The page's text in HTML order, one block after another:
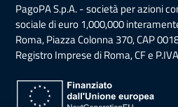
PagoPA S.p.A. - società per azioni
sociale di euro 1,000,000
Roma, Piazza Colonna 370, CAP
Registro Imprese di Roma, CF e